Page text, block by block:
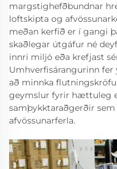
margstighefðbundnar
loftskipta og
meðan kerfið er í gangi
skaðlegar útgáfur né
innri miljó eða krefjast
Umhverfisárangurinn
að minnka
geymslur fyrir hættuleg
samþykktaraðgerðir
afvössunarferla.